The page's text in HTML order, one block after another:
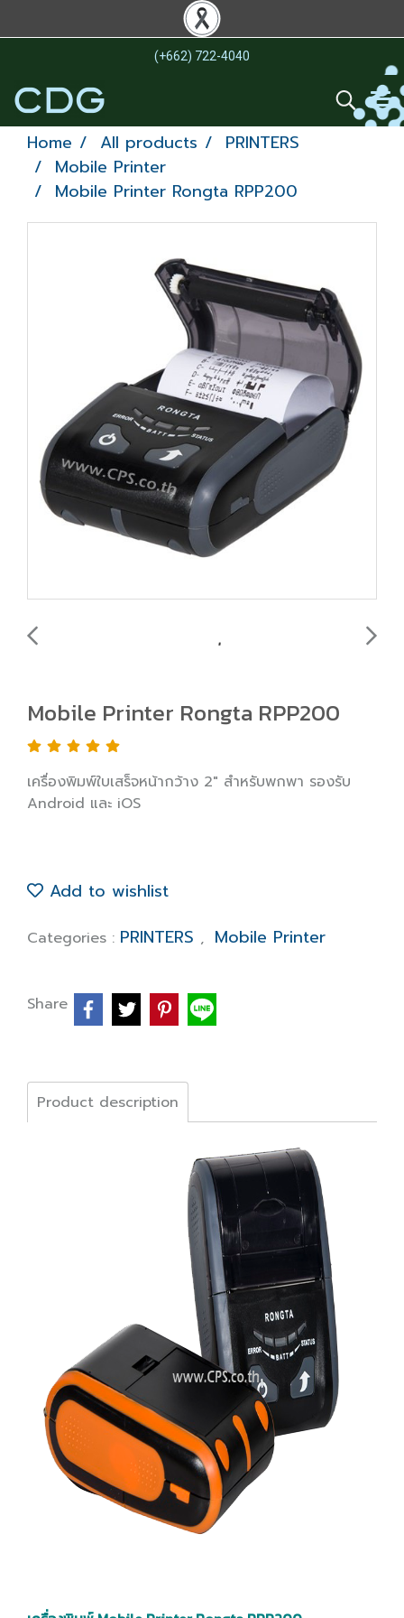
(+662) 722-4040
Home All products
PRINTERS
Mobile Printer
Mobile Printer Rongta RPP200
Mobile Printer Rongta RPP200
เครื่องพิมพ์ใบเสร็จหน้ากว้าง 2" สำหรับพกพา รองรับ
Android และ iOS
Add to wishlist
Categories : PRINTERS , Mobile Printer
Share
Product description